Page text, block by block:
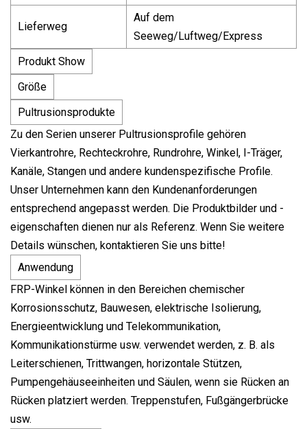
Lieferweg
Auf dem
Seeweg/Luftweg/Express
Produkt Show
Größe
Pultrusionsprodukte
Zu den Serien unserer Pultrusionsprofile gehören
Vierkantrohre, Rechteckrohre, Rundrohre, Winkel, I-Träger,
Kanäle, Stangen und andere kundenspezifische Profile.
Unser Unternehmen kann den Kundenanforderungen
entsprechend angepasst werden. Die Produktbilder und -
eigenschaften dienen nur als Referenz. Wenn Sie weitere
Details wünschen, kontaktieren Sie uns bitte!
Anwendung
FRP-Winkel können in den Bereichen chemischer
Korrosionsschutz, Bauwesen, elektrische Isolierung,
Energieentwicklung und Telekommunikation,
Kommunikationstürme usw. verwendet werden, z. B. als
Leiterschienen, Trittwangen, horizontale Stützen,
Pumpengehäuseeinheiten und Säulen, wenn sie Rücken an
Rücken platziert werden. Treppenstufen, Fußgängerbrücke
usw.